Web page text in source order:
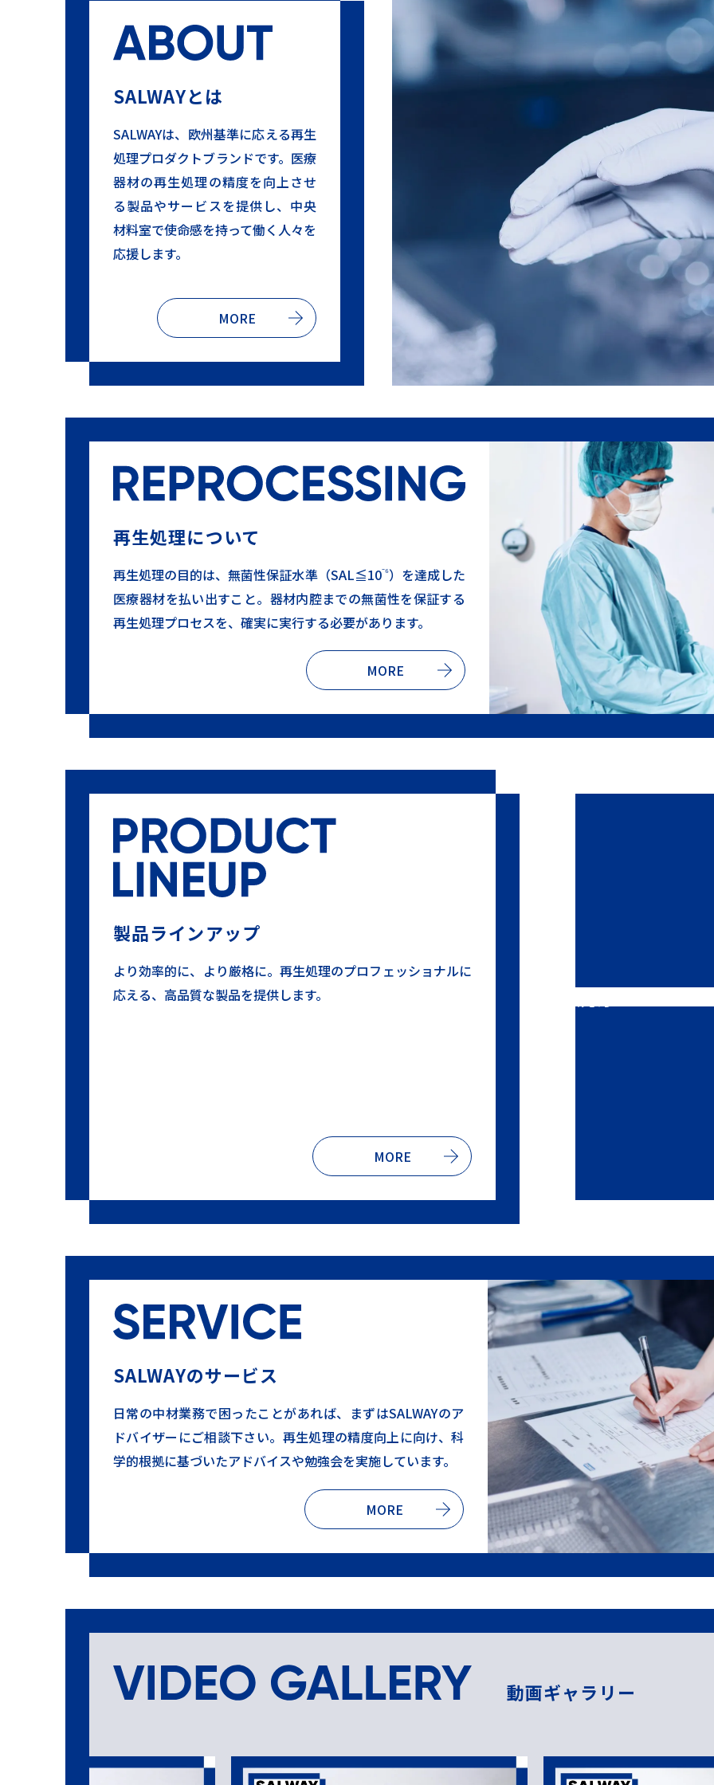
SALWAYとは
SALWAYは、欧州基準に応える再生
処理プロダクトブランドです。医療
器材の再生処理の精度を向上させ
る製品やサービスを提供し、中央
材料室で使命感を持って働く人々を
応援します。
MORE
BRAND
再生処理について
再生処理の目的は、無菌性保証水準（SAL≦10⁻⁶）を達成した
医療器材を払い出すこと。器材内腔までの無菌性を保証する
再生処理プロセスを、確実に実行する必要があります。
MORE
製品ラインアップ
より効率的に、より厳格に。再生処理のプロフェッショナルに
応える、高品質な製品を提供します。
MORE
洗浄
滅菌
SALWAYのサービス
日常の中材業務で困ったことがあれば、まずはSALWAYのア
ドバイザーにご相談下さい。再生処理の精度向上に向け、科
学的根拠に基づいたアドバイスや勉強会を実施しています。
MORE
動画ギャラリー